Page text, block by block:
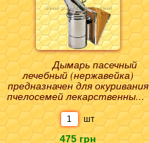
шт
475 грн
Дымарь пасечный
лечебный (нержавейка)
предназначен для окуривания
пчелосемей лекарственными
препаратами с целью
лечения и профилакти..